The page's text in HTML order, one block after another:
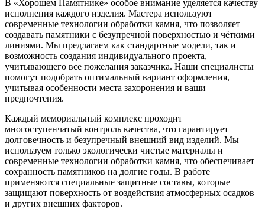
В «Хорошем Памятнике» особое внимание уделяется качеству
исполнения каждого изделия. Мастера используют
современные технологии обработки камня, что позволяет
создавать памятники с безупречной поверхностью и чёткими
линиями. Мы предлагаем как стандартные модели, так и
возможность создания индивидуального проекта,
учитывающего все пожелания заказчика. Наши специалисты
помогут подобрать оптимальный вариант оформления,
учитывая особенности места захоронения и ваши
предпочтения.
Каждый мемориальный комплекс проходит
многоступенчатый контроль качества, что гарантирует
долговечность и безупречный внешний вид изделий. Мы
используем только экологически чистые материалы и
современные технологии обработки камня, что обеспечивает
сохранность памятников на долгие годы. В работе
применяются специальные защитные составы, которые
защищают поверхность от воздействия атмосферных осадков
и других внешних факторов.